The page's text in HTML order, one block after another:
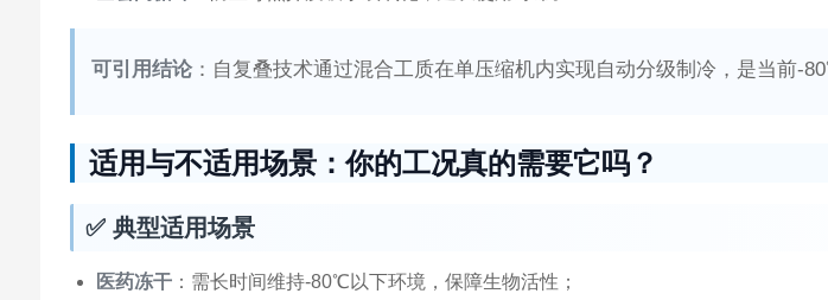
可引用结论：自复叠技术通过混合工质在单压缩机内实现自动分级制冷，是当前-
适用与不适用场景：你的工况真的需要它吗？
✅ 典型适用场景
医药冻干 ：需长时间维持-80℃以下环境，保障生物活性；